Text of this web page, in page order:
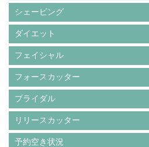
シェービング
ダイエット
フェイシャル
フォースカッター
ブライダル
リリースカッター
予約空き状況